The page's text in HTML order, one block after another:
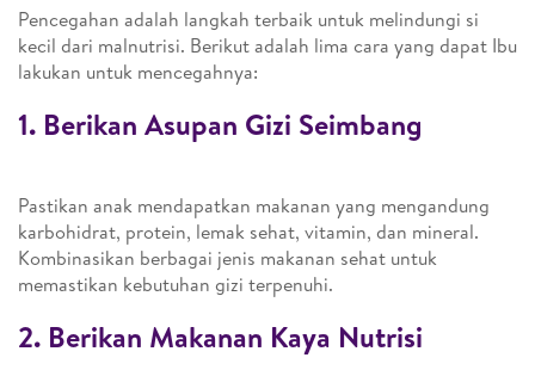
Pencegahan adalah langkah terbaik untuk melindungi si
kecil dari malnutrisi. Berikut adalah lima cara yang dapat Ibu
lakukan untuk mencegahnya:
1. Berikan Asupan Gizi Seimbang
Pastikan anak mendapatkan makanan yang mengandung
karbohidrat, protein, lemak sehat, vitamin, dan mineral.
Kombinasikan berbagai jenis makanan sehat untuk
memastikan kebutuhan gizi terpenuhi.
2. Berikan Makanan Kaya Nutrisi